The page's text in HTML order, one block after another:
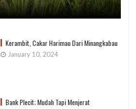
Kerambit, Cakar Harimau Dari Minangkabau
January 10, 2024
Bank Plecit; Mudah Tapi Menjerat